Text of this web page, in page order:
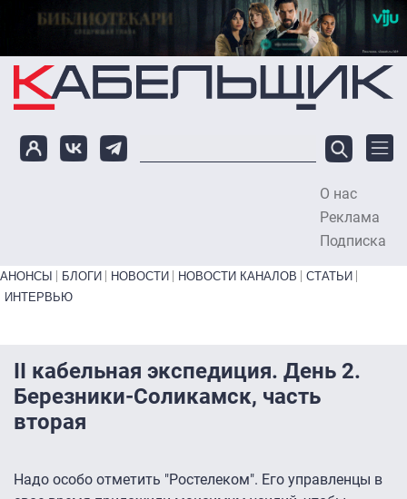
Перейти к основному содержанию
О нас
Реклама
Подписка
Primary links bottom
АНОНСЫ БЛОГИ НОВОСТИ НОВОСТИ КАНАЛОВ
СТАТЬИ
ИНТЕРВЬЮ
II кабельная экспедиция. День 2.
Березники-Соликамск, часть
вторая
Надо особо отметить "Ростелеком". Его управленцы в